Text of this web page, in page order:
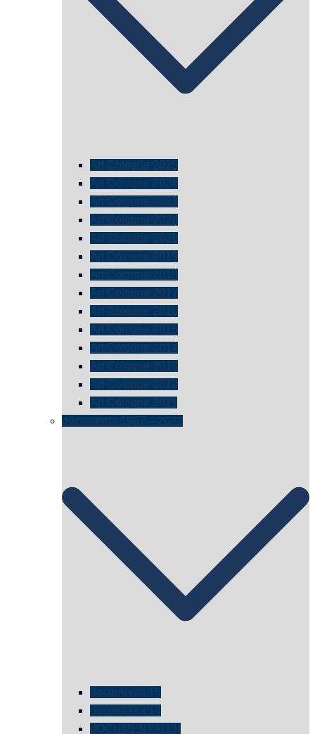
Art Cologne 2025
Art Cologne 2024
Art Cologne 2023
Art Cologne 2022
Art Cologne 2021
Art Cologne 2019
Art Cologne 2018
Art Cologne 2017
Art Cologne 2016
Art Cologne 2015
Art Cologne 2014
Art Cologne 2013
Art Cologne 2012
Art Cologne 2011
documenta 1987 – 2022
documenta 15
documenta 14
dOCUMENTA(13)